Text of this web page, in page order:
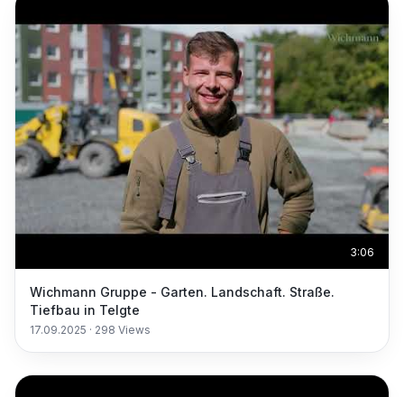
3:06
Wichmann Gruppe - Garten. Landschaft. Straße.
Tiefbau in Telgte
17.09.2025 · 298 Views